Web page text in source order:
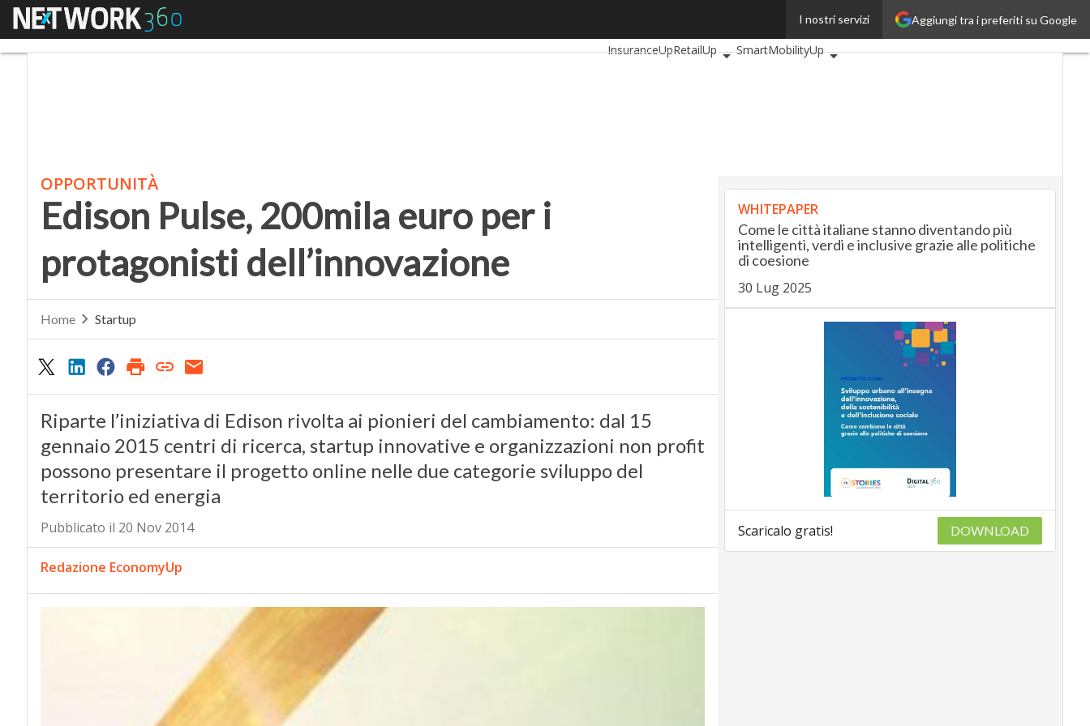
Aggiungi tra i preferiti su Google
I nostri servizi
Menu
BankingUp
InsuranceUpRetailUp
SmartMobilityUp
OPPORTUNITÀ
Edison Pulse, 200mila euro per i
protagonisti dell’innovazione
Home Startup
Riparte l’iniziativa di Edison rivolta ai pionieri del cambiamento: dal 15
gennaio 2015 centri di ricerca, startup innovative e organizzazioni non profit
possono presentare il progetto online nelle due categorie sviluppo del
territorio ed energia
Pubblicato il 20 Nov 2014
Redazione EconomyUp
WHITEPAPER
Come le città italiane stanno diventando più
intelligenti, verdi e inclusive grazie alle politiche
di coesione
30 Lug 2025
Scaricalo gratis! DOWNLOAD